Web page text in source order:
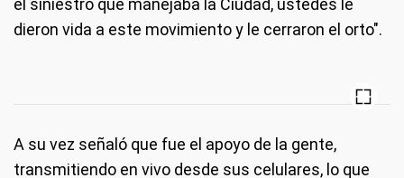
el siniestro que manejaba la Ciudad, ustedes le
dieron vida a este movimiento y le cerraron el orto".
A su vez señaló que fue el apoyo de la gente,
transmitiendo en vivo desde sus celulares, lo que